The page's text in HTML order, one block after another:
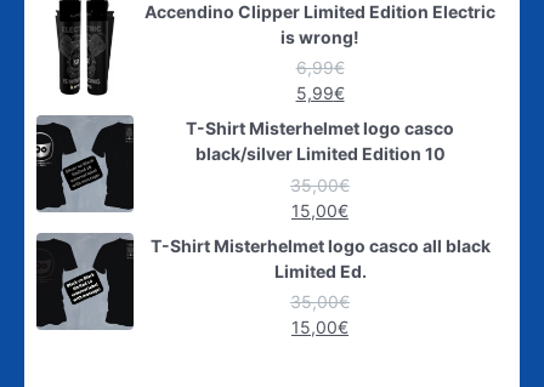
Accendino Clipper Limited Edition Electric
is wrong!
6,99€
5,99€
T-Shirt Misterhelmet logo casco
black/silver Limited Edition 10
35,00€
15,00€
T-Shirt Misterhelmet logo casco all black
Limited Ed.
35,00€
15,00€